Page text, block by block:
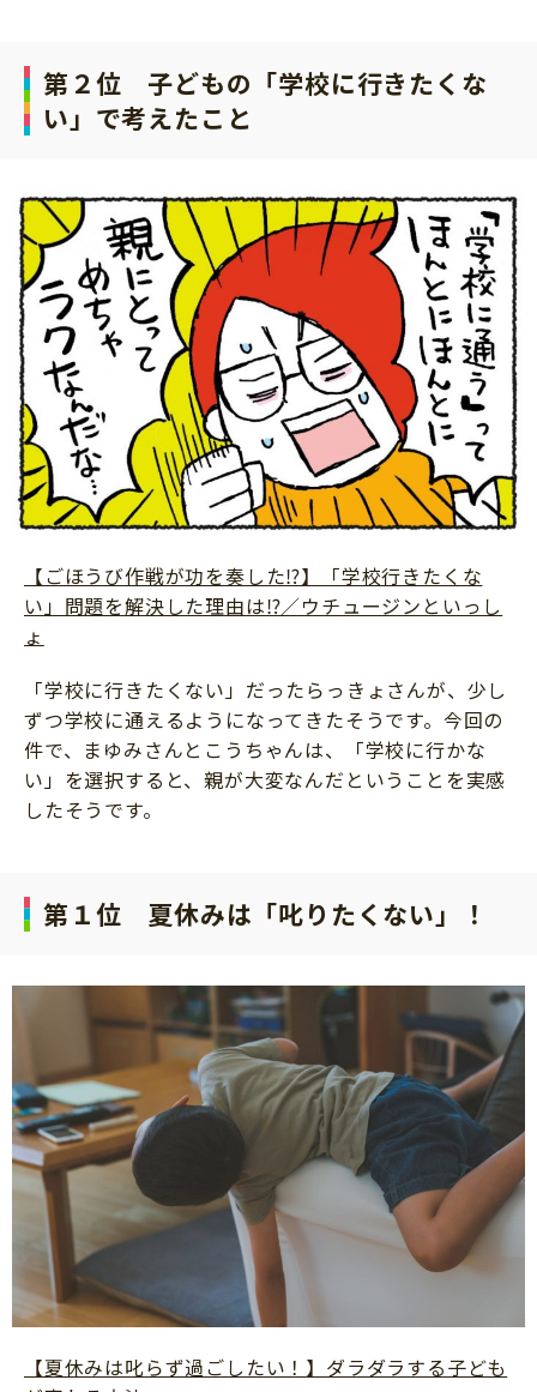
第２位 子どもの「学校に行きたくな
い」で考えたこと
【ごほうび作戦が功を奏した⁉】「学校行きたくな
い」問題を解決した理由は⁉／ウチュージンといっし
ょ
「学校に行きたくない」だったらっきょさんが、少し
ずつ学校に通えるようになってきたそうです。今回の
件で、まゆみさんとこうちゃんは、「学校に行かな
い」を選択すると、親が大変なんだということを実感
したそうです。
第１位 夏休みは「叱りたくない」！
【夏休みは叱らず過ごしたい！】ダラダラする子ども